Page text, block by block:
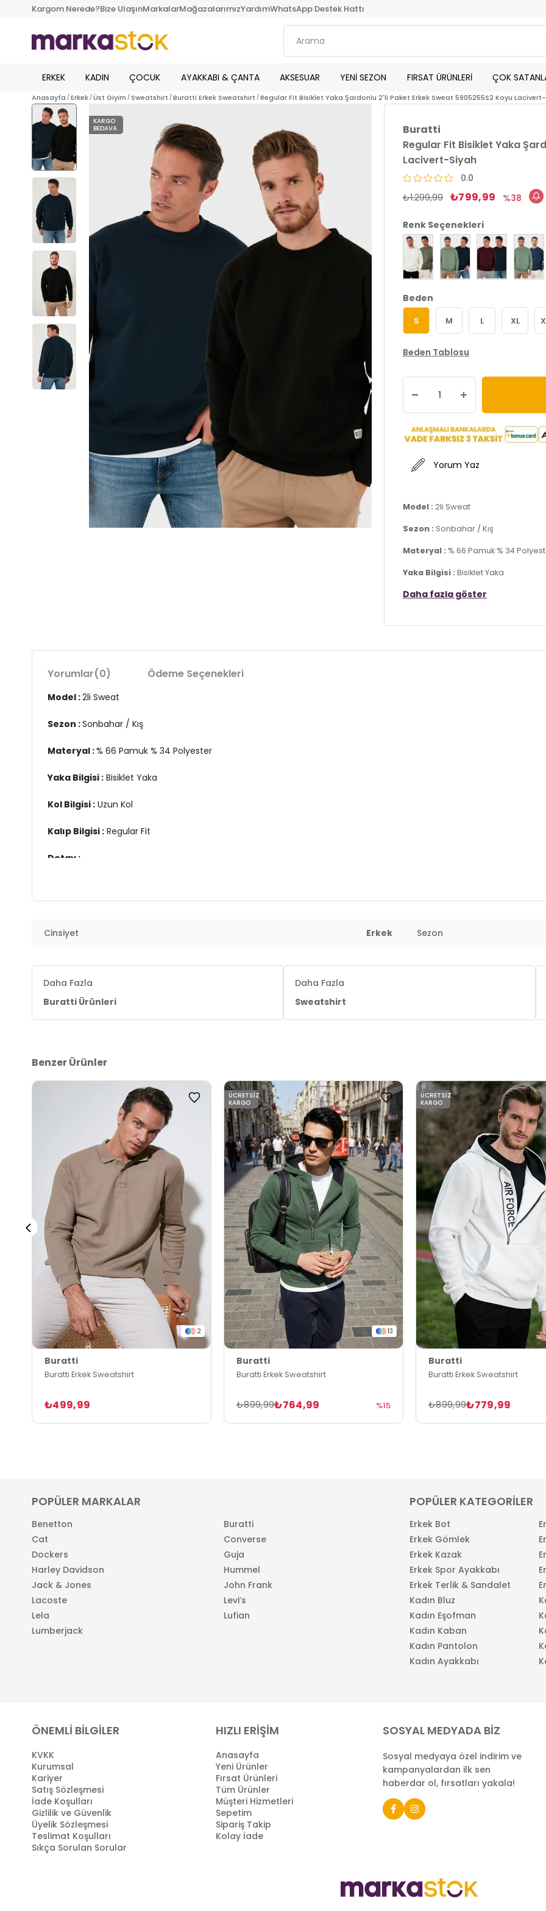
Kargom Nerede?Bize UlaşınMarkalarMağazalarımızYardımWhatsApp Destek Hattı
ERKEK KADIN ÇOCUK AYAKKABI & ÇANTA AKSESUAR YENİ SEZON FIRSAT ÜRÜNLERİ ÇOK
Anasayfa Erkek Üst Giyim Sweatshirt Buratti Erkek Sweatshirt Regular Fit Bisiklet Yaka Şardonlu 2'li Paket Erkek Sweat 5905255S2 Koyu
KARGO
BEDAVA
Buratti
Regular Fit Bisiklet Yaka
Lacivert-Siyah
0.0
₺1.299,99 ₺799,99 38
Renk Seçenekleri
Beden
S M L XL
Beden Tablosu
Yorum Yaz
Model : 2li Sweat
Sezon : Sonbahar / Kış
Materyal : % 66 Pamuk % 34
Yaka Bilgisi : Bisiklet Yaka
Kol Bilgisi :Uzun Kol
-Şardonlu
Daha fazla göster
Yorumlar(0) Ödeme Seçenekleri
Model :2li Sweat
Sezon :Sonbahar / Kış
Materyal :% 66 Pamuk % 34 Polyester
Yaka Bilgisi : Bisiklet Yaka
Kol Bilgisi : Uzun Kol
Kalıp Bilgisi : Regular Fit
Detay :
Cinsiyet Erkek Sezon
Daha Fazla
Buratti Ürünleri
Daha Fazla
Sweatshirt
Benzer Ürünler
2
Buratti
Buratti Erkek Sweatshirt
₺499,99
13
Buratti
Buratti Erkek Sweatshirt
₺764,99
₺899,99 %15
ÜCRETSIZ
KARGO
Buratti
Buratti Erkek Sweatshirt
₺779,99
₺899,99
ÜCRETSIZ
KARGO
POPÜLER MARKALAR
Benetton
Buratti
Cat
Converse
Dockers
Guja
Harley Davidson
Hummel
Jack & Jones
John Frank
Lacoste
Levi’s
Lela
Lufian
Lumberjack
POPÜLER KATEGORİLER
Erkek Bot
Erkek Gömlek
Erkek Kazak
Erkek Spor Ayakkabı
Erkek Terlik & Sandalet
Kadın Bluz
Kadın Eşofman
Kadın Kaban
Kadın Pantolon
Kadın Ayakkabı
ÖNEMLİ BİLGİLER
KVKK
Kurumsal
Kariyer
Satış Sözleşmesi
İade Koşulları
Gizlilik ve Güvenlik
Üyelik Sözleşmesi
Teslimat Koşulları
Sıkça Sorulan Sorular
HIZLI ERİŞİM
Anasayfa
Yeni Ürünler
Fırsat Ürünleri
Tüm Ürünler
Müşteri Hizmetleri
Sepetim
Sipariş Takip
Kolay İade
SOSYAL MEDYADA BİZ
Sosyal medyaya özel indirim ve
kampanyalardan ilk sen
haberdar ol, fırsatları yakala!